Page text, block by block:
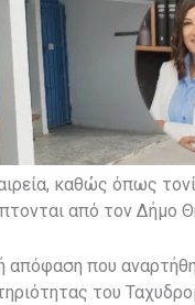
καθώς όπως
από τον Δήμο
απόφαση που
του